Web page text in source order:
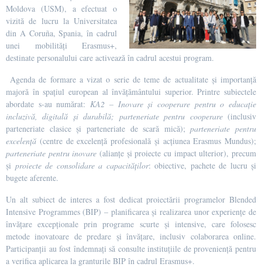
Moldova (USM), a efectuat o
vizită de lucru la Universitatea
din A Coruña, Spania, în cadrul
unei mobilități Erasmus+,
destinate personalului care activează în cadrul acestui program.
Agenda de formare a vizat o serie de teme de actualitate și importanță
majoră în spațiul european al învățământului superior. Printre subiectele
abordate s-au numărat:KA2 – Inovare și cooperare pentru o educație
incluzivă, digitală și durabilă; parteneriate pentru cooperare(inclusiv
parteneriate clasice și parteneriate de scară mică);parteneriate pentru
excelență (centre de excelență profesională și acțiunea Erasmus Mundus);
parteneriate pentru inovare (alianțe și proiecte cu impact ulterior), precum
și proiecte de consolidare a capacităților: obiective, pachete de lucru și
bugete aferente.
Un alt subiect de interes a fost dedicat proiectării programelor Blended
Intensive Programmes (BIP) – planificarea și realizarea unor experiențe de
învățare excepționale prin programe scurte și intensive, care folosesc
metode inovatoare de predare și învățare, inclusiv colaborarea online.
Participanții au fost îndemnați să consulte instituțiile de proveniență pentru
a verifica aplicarea la granturile BIP în cadrul Erasmus+.